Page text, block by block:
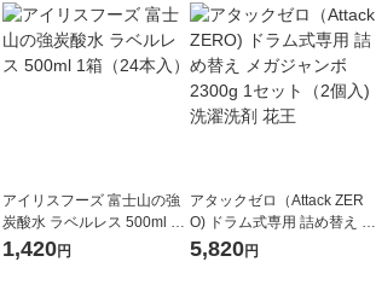
アイリスフーズ 富士山の強
炭酸水 ラベルレス 500ml 1
箱（24本入）
1,420円
アタックゼロ（Attack ZER
O) ドラム式専用 詰め替え メ
ガジャンボ 2300g 1セット
5,820円